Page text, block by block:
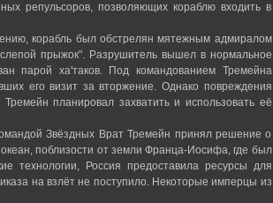
репульсоров, позволяющих кораблю входить в
корабль был обстрелян мятежным адмиралом
прыжок". Разрушитель вышел в нормальное
парой ха'таков. Под командованием Тремейна
его визит за вторжение. Однако повреждения
планировал захватить и использовать её
Звёздных Врат Тремейн принял решение о
поблизости от земли Франца-Иосифа, где был
технологии, Россия предоставила ресурсы для
на взлёт не поступило. Некоторые имперцы из